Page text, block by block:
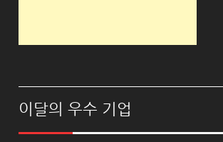
이달의 우수 기업